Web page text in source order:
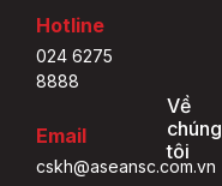
Hotline
024 6275
8888
Email
cskh@aseansc.com.vn
Về
chúng
tôi